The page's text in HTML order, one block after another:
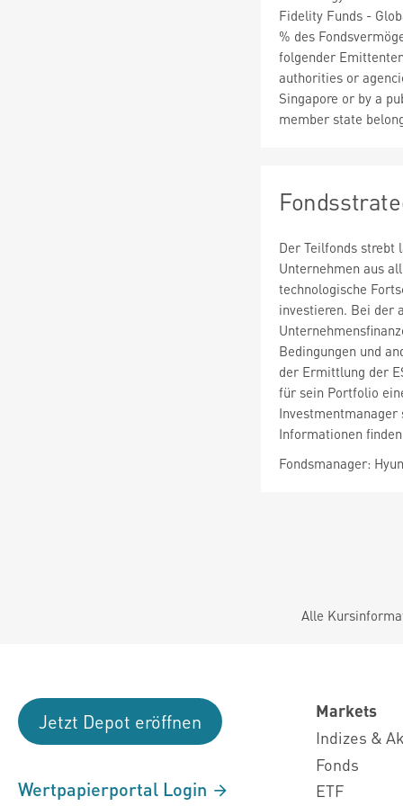
Fidelity Funds -
% des
folgender
authorities or
Singapore or by a
member state
Der Teilfonds strebt
Unternehmen aus
technologische
investieren. Bei der
Bedingungen und
der Ermittlung der
für sein Portfolio
Informationen
Fondsmanager:
Alle
Jetzt Depot eröffnen
Wertpapierportal Login
Markets
Indizes &
Fonds
ETF